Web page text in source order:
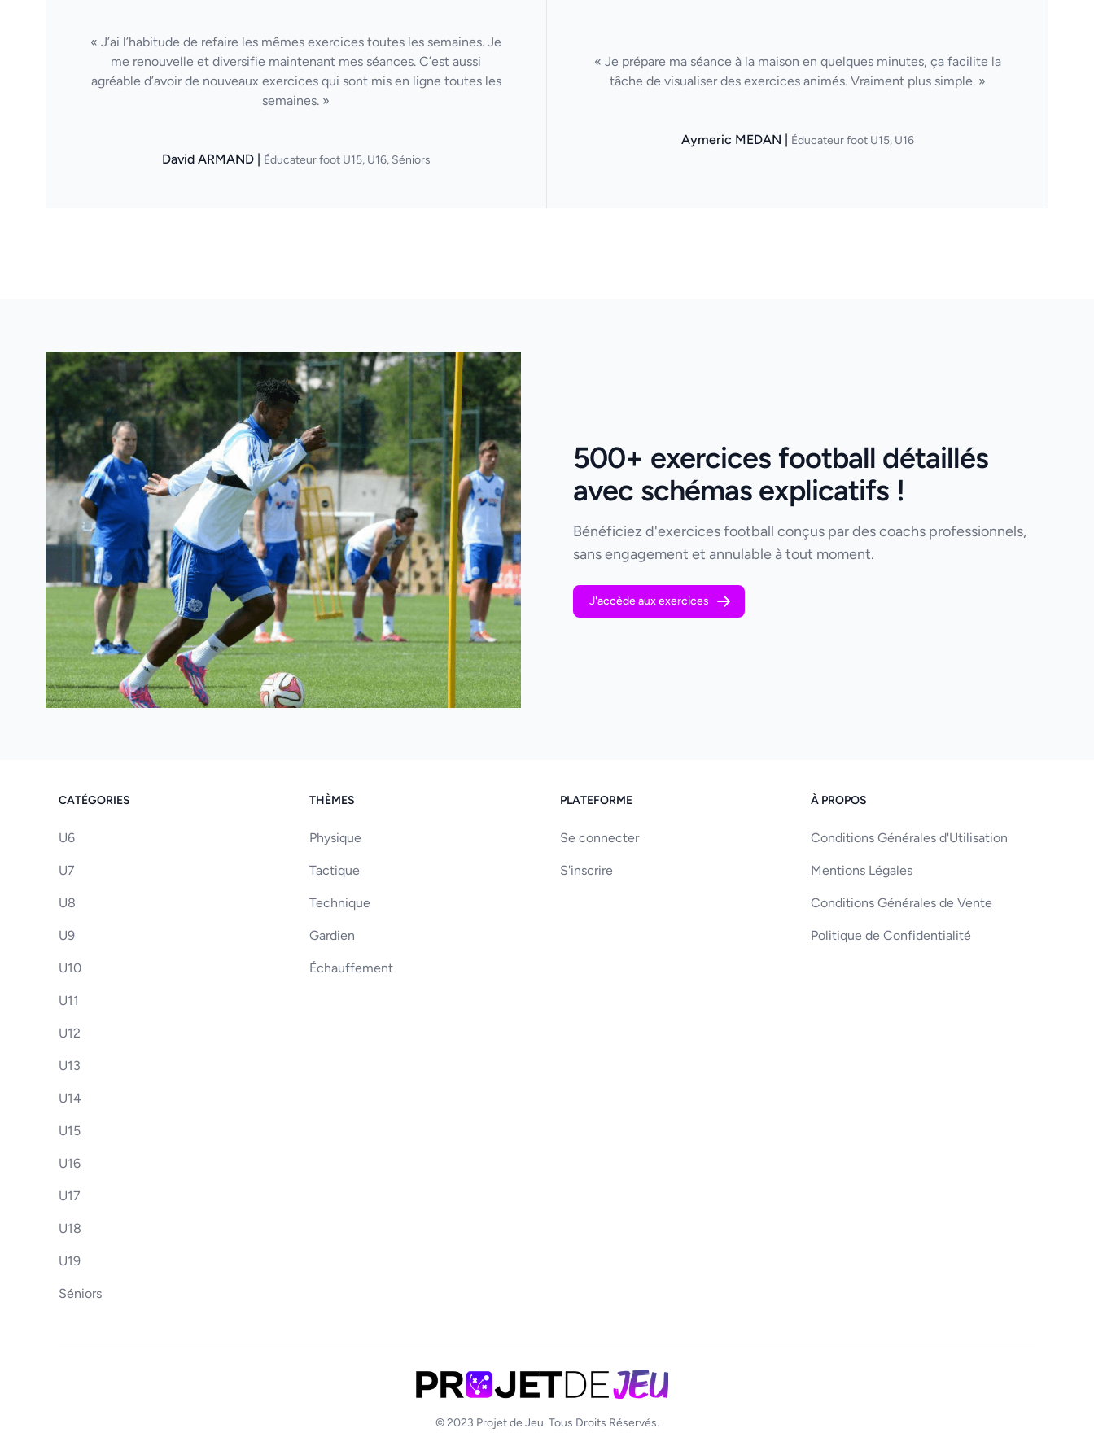
« J’ai l’habitude de refaire les mêmes exercices toutes les semaines. Je
me renouvelle et diversifie maintenant mes séances. C’est aussi
agréable d’avoir de nouveaux exercices qui sont mis en ligne toutes les
semaines. »
David ARMAND | Éducateur foot U15, U16, Séniors
« Je prépare ma séance à la maison en quelques minutes, ça facilite la
tâche de visualiser des exercices animés. Vraiment plus simple. »
Aymeric MEDAN | Éducateur foot U15, U16
500+ exercices football détaillés
avec schémas explicatifs !
Bénéficiez d'exercices football conçus par des coachs professionnels,
sans engagement et annulable à tout moment.
J'accède aux exercices
CATÉGORIES
U6
U7
U8
U9
U10
U11
U12
U13
U14
U15
U16
U17
U18
U19
Séniors
THÈMES
Physique
Tactique
Technique
Gardien
Échauffement
PLATEFORME
Se connecter
S'inscrire
À PROPOS
Conditions Générales d'Utilisation
Mentions Légales
Conditions Générales de Vente
Politique de Confidentialité
© 2023 Projet de Jeu. Tous Droits Réservés.